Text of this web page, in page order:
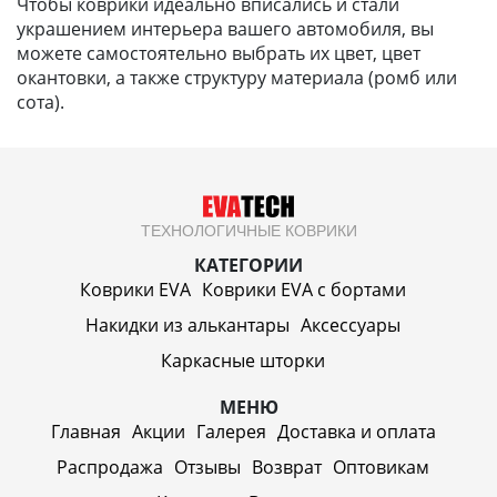
украшением интерьера вашего автомобиля, вы
можете самостоятельно выбрать их цвет, цвет
окантовки, а также структуру материала (ромб или
сота).
ТЕХНОЛОГИЧНЫЕ КОВРИКИ
КАТЕГОРИИ
Коврики EVA Коврики EVA c бортами
Накидки из алькантары Аксессуары
Каркасные шторки
МЕНЮ
Главная Акции Галерея Доставка и оплата
Распродажа Отзывы Возврат Оптовикам